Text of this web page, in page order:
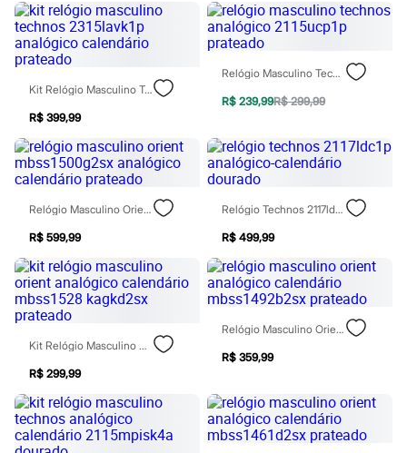
Homem Aranha
Minecraft
Naruto
Patrulha Canina
Stitch
Beleza
Kits
Perfumes árabes
Novidades
Cabelos
Condicionador
Escovas e Pentes
Shampoo
Tratamento
Cuidados com o corpo
Hidratante
Protetor solar
Tratamento
Cuidados com o rosto
Esfoliante
Hidratante
Tônicos
Maquiagens
Base
Kit Relógio Masculino Technos 2315lavk1p Analógico Calendário Prateado
R$ 399,99
Relógio Masculino Technos Analógico 2115ucp1p Prateado
R$ 239,99R$ 299,99
Relógio Masculino Orient Mbss1500g2sx Analógico Calendário Prateado
R$ 599,99
Relógio Technos 2117ldc1p Analógico-Calendário Dourado
R$ 499,99
Kit Relógio Masculino Orient Analógico Calendário Mbss1528 Kagkd2sx Prateado
R$ 299,99
Relógio Masculino Orient Analógico Calendário Mbss1492b2sx Prateado
R$ 359,99